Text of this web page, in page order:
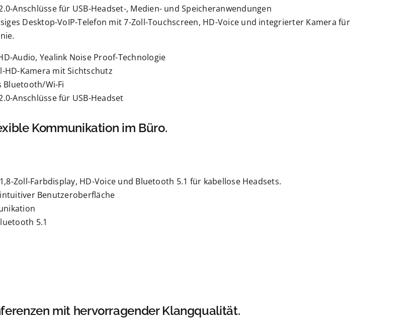
Anschlüsse für USB-Headset-, Medien- und Speicheranwendungen
Desktop-VoIP-Telefon mit 7-Zoll-Touchscreen, HD-Voice und integrierter Kamera für
Audio, Yealink Noise Proof-Technologie
HD-Kamera mit Sichtschutz
Bluetooth/Wi-Fi
Anschlüsse für USB-Headset
Kommunikation im Büro.
Zoll-Farbdisplay, HD-Voice und Bluetooth 5.1 für kabellose Headsets.
intuitiver Benutzeroberfläche
5.1
mit hervorragender Klangqualität.